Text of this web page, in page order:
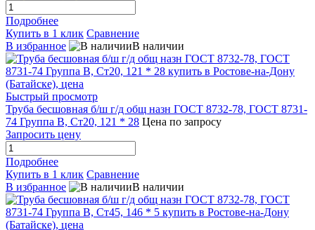
Подробнее
Купить в 1 клик Сравнение
В избранное
В наличии
Быстрый просмотр
Труба бесшовная б/ш г/д общ назн ГОСТ 8732-78, ГОСТ 8731-
74 Группа В, Ст20, 121 * 28 Цена по запросу
Запросить цену
Подробнее
Купить в 1 клик Сравнение
В избранное
В наличии